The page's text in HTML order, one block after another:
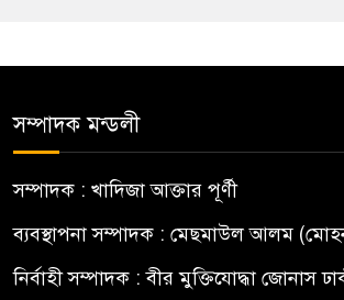
সম্পাদক মন্ডলী
সম্পাদক : খাদিজা আক্তার পূর্ণী
ব্যবস্থাপনা সম্পাদক : মেছমাউল আলম
নির্বাহী সম্পাদক : বীর মুক্তিযোদ্ধা জোনাস